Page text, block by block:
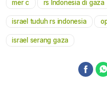
mer c rs Indonesia di gaza
israel tuduh rs indonesia
israel serang gaza